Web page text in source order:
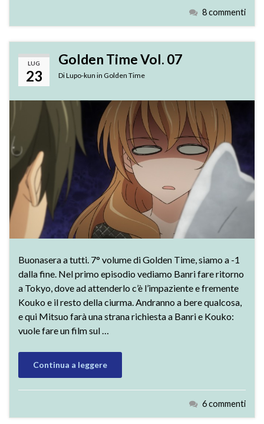
8 commenti
LUG
23
Golden Time Vol. 07
DiLupo-kun in Golden Time
Buonasera a tutti. 7° volume di Golden Time, siamo a -1
dalla fine. Nel primo episodio vediamo Banri fare ritorno
a Tokyo, dove ad attenderlo c’è l’impaziente e fremente
Kouko e il resto della ciurma. Andranno a bere qualcosa,
e qui Mitsuo farà una strana richiesta a Banri e Kouko:
vuole fare un film sul …
Continua a leggere
6 commenti